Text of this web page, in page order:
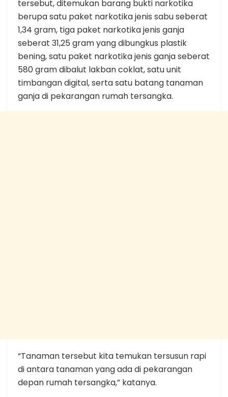
tersebut, ditemukan barang bukti narkotika
berupa satu paket narkotika jenis sabu seberat
1,34 gram, tiga paket narkotika jenis ganja
seberat 31,25 gram yang dibungkus plastik
bening, satu paket narkotika jenis ganja seberat
580 gram dibalut lakban coklat, satu unit
timbangan digital, serta satu batang tanaman
ganja di pekarangan rumah tersangka.
“Tanaman tersebut kita temukan tersusun rapi
di antara tanaman yang ada di pekarangan
depan rumah tersangka,” katanya.